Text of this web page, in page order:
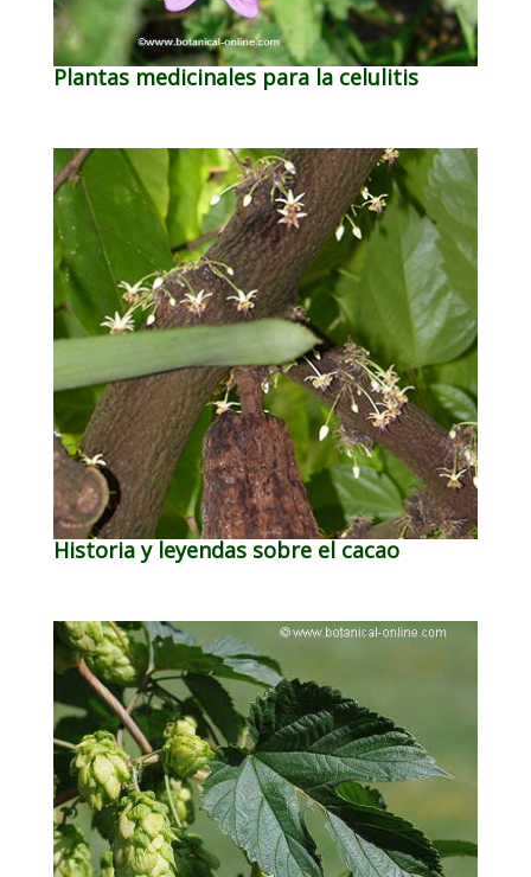
Plantas medicinales para la celulitis
Historia y leyendas sobre el cacao